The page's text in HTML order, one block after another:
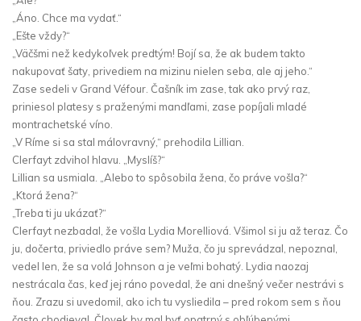
„Áno. Chce ma vydať.“
„Ešte vždy?“
„Väčšmi než kedykoľvek predtým! Bojí sa, že ak budem takto
nakupovať šaty, privediem na mizinu nielen seba, ale aj jeho.“
Zase sedeli v Grand Véfour. Čašník im zase, tak ako prvý raz,
priniesol platesy s praženými mandľami, zase popíjali mladé
montrachetské víno.
„V Ríme si sa stal málovravný,“ prehodila Lillian.
Clerfayt zdvihol hlavu. „Myslíš?“
Lillian sa usmiala. „Alebo to spôsobila žena, čo práve vošla?“
„Ktorá žena?“
„Treba ti ju ukázať?“
Clerfayt nezbadal, že vošla Lydia Morelliová. Všimol si ju až teraz. Čo
ju, dočerta, priviedlo práve sem? Muža, čo ju sprevádzal, nepoznal,
vedel len, že sa volá Johnson a je veľmi bohatý. Lydia naozaj
nestrácala čas, keď jej ráno povedal, že ani dnešný večer nestrávi s
ňou. Zrazu si uvedomil, ako ich tu vysliedila – pred rokom sem s ňou